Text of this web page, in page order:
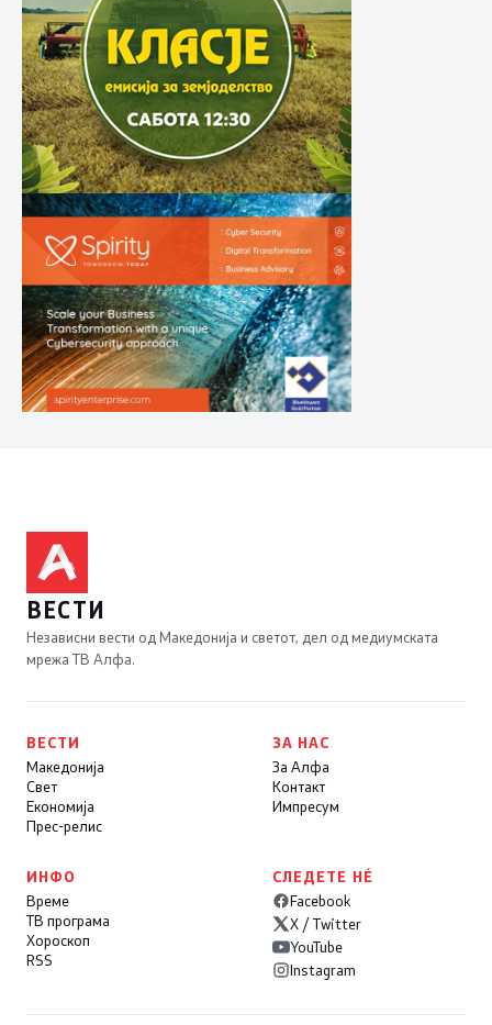
ВЕСТИ
Независни вести од Македонија и светот, дел од медиумската
мрежа ТВ Алфа.
ВЕСТИ
Македонија
Свет
Економија
Прес-релис
ЗА НАС
За Алфа
Контакт
Импресум
ИНФО
Време
ТВ програма
Хороскоп
RSS
СЛЕДЕТЕ НÉ
Facebook
X / Twitter
YouTube
Instagram